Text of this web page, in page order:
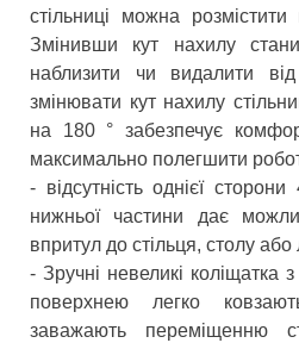
стільниці можна
Змінивши кут нахилу
наблизити чи видалити
змінювати кут нахилу
на 180 ° забезпечує
максимально полегшити
- відсутність однієї
нижньої частини дає
впритул до стільця, столу або
- Зручні невеликі коліщатка
поверхнею легко
заважають переміщенню